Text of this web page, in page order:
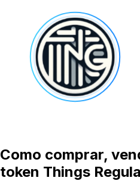
Como comprar,
token Things